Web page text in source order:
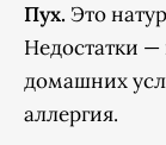
Пух. Это
Недостатки —
домашних
аллергия.